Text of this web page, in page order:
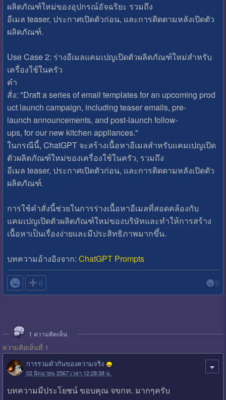
ผลิตภัณฑ์ใหม่ของอุปกรณ์อัจฉริยะ รวมถึง
อีเมล teaser, ประกาศเปิดตัวก่อน, และการติดตามหลังเปิดตัว
ผลิตภัณฑ์.
Use Case 2: ร่างอีเมลแคมเปญเปิดตัวผลิตภัณฑ์ใหม่สำหรับ
เครื่องใช้ในครัว
คำ
สั่ง: "Draft a series of email templates for an upcoming prod
uct launch campaign, including teaser emails, pre-
launch announcements, and post-launch follow-
ups, for our new kitchen appliances."
ในกรณีนี้, ChatGPT จะสร้างเนื้อหาอีเมลสำหรับแคมเปญเปิด
ตัวผลิตภัณฑ์ใหม่ของเครื่องใช้ในครัว, รวมถึง
อีเมล teaser, ประกาศเปิดตัวก่อน, และการติดตามหลังเปิดตัว
ผลิตภัณฑ์.
การใช้คำสั่งนี้ช่วยในการร่างเนื้อหาอีเมลที่สอดคล้องกับ
แคมเปญเปิดตัวผลิตภัณฑ์ใหม่ของบริษัทและทำให้การสร้าง
เนื้อหาเป็นเรื่องง่ายและมีประสิทธิภาพมากขึ้น.
บทความอ้างอิงจาก: ChatGPT Prompts
 0 0
1 ความคิดเห็น
ความคิดเห็นที่ 1
การรวมตัวกันของความจริง
02 มิถุนายน 2567 เวลา 12:28:38 น.
บทความมีประโยชน์ ขอบคุณ จขกท. มากๆครับ